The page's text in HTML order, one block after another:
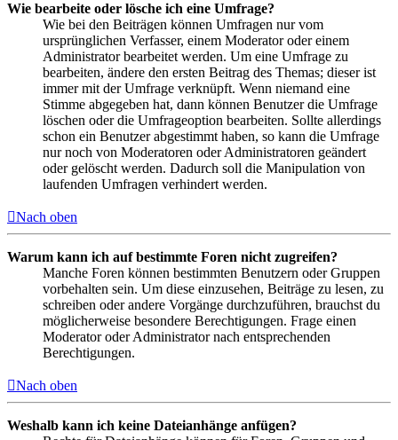
Wie bearbeite oder lösche ich eine Umfrage?
Wie bei den Beiträgen können Umfragen nur vom
ursprünglichen Verfasser, einem Moderator oder einem
Administrator bearbeitet werden. Um eine Umfrage zu
bearbeiten, ändere den ersten Beitrag des Themas; dieser ist
immer mit der Umfrage verknüpft. Wenn niemand eine
Stimme abgegeben hat, dann können Benutzer die Umfrage
löschen oder die Umfrageoption bearbeiten. Sollte allerdings
schon ein Benutzer abgestimmt haben, so kann die Umfrage
nur noch von Moderatoren oder Administratoren geändert
oder gelöscht werden. Dadurch soll die Manipulation von
laufenden Umfragen verhindert werden.
Nach oben
Warum kann ich auf bestimmte Foren nicht zugreifen?
Manche Foren können bestimmten Benutzern oder Gruppen
vorbehalten sein. Um diese einzusehen, Beiträge zu lesen, zu
schreiben oder andere Vorgänge durchzuführen, brauchst du
möglicherweise besondere Berechtigungen. Frage einen
Moderator oder Administrator nach entsprechenden
Berechtigungen.
Nach oben
Weshalb kann ich keine Dateianhänge anfügen?